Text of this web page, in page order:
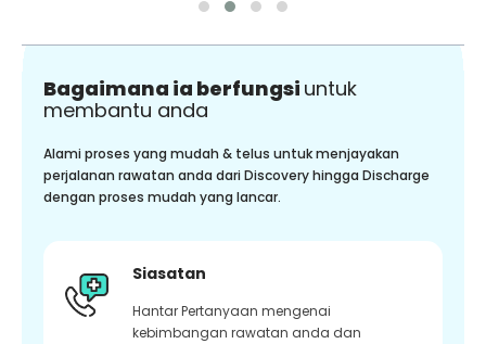
Bagaimana ia berfungsi untuk
membantu anda
Alami proses yang mudah & telus untuk menjayakan
perjalanan rawatan anda dari Discovery hingga Discharge
dengan proses mudah yang lancar.
Siasatan
Hantar Pertanyaan mengenai
kebimbangan rawatan anda dan